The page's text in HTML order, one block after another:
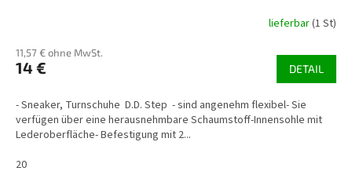
lieferbar(1 St)
11,57 € ohne MwSt.
14 € DETAIL
- Sneaker, Turnschuhe D.D. Step - sind angenehm flexibel- Sie
verfügen über eine herausnehmbare Schaumstoff-Innensohle mit
Lederoberfläche- Befestigung mit 2...
20